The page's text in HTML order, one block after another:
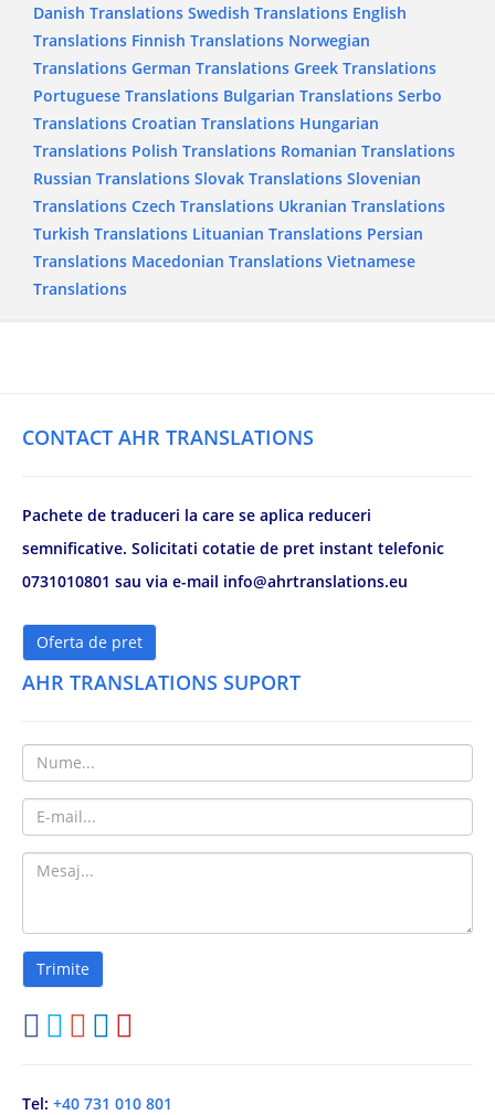
Danish Translations Swedish Translations English
Translations Finnish Translations Norwegian
Translations German Translations Greek Translations
Portuguese Translations Bulgarian Translations Serbo
Translations Croatian Translations Hungarian
Translations Polish Translations Romanian Translations
Russian Translations Slovak Translations Slovenian
Translations Czech Translations Ukranian Translations
Turkish Translations Lituanian Translations Persian
Translations Macedonian Translations Vietnamese
Translations
CONTACT AHR TRANSLATIONS
Pachete de traduceri la care se aplica reduceri
semnificative. Solicitati cotatie de pret instant telefonic
0731010801 sau via e-mail info@ahrtranslations.eu
Oferta de pret
AHR TRANSLATIONS SUPORT
Tel: +40 731 010 801